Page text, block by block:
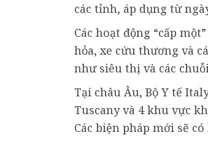
các tỉnh, áp dụng từ
Các hoạt động “cấp
hỏa, xe cứu thương và
như siêu thị và các
Tại châu Âu, Bộ Y tế
Tuscany và 4 khu vực
Các biện pháp mới sẽ